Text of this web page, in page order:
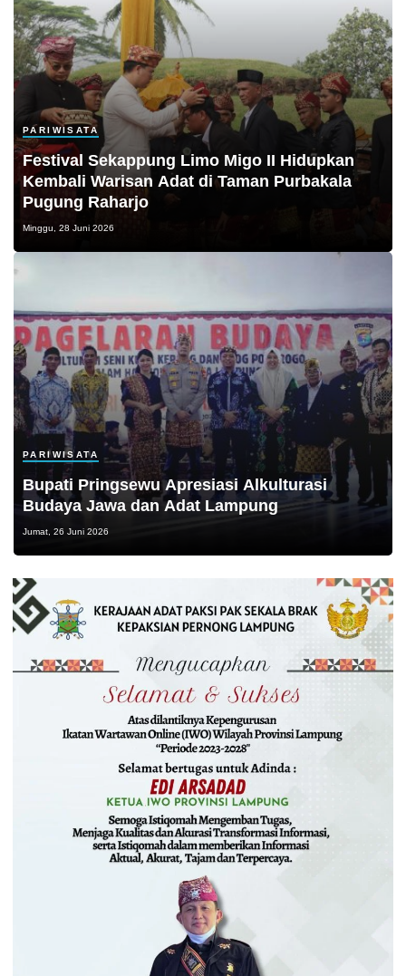
PARIWISATA
Festival Sekappung Limo Migo II Hidupkan
Kembali Warisan Adat di Taman Purbakala
Pugung Raharjo
Minggu, 28 Juni 2026
PARIWISATA
Bupati Pringsewu Apresiasi Alkulturasi
Budaya Jawa dan Adat Lampung
Jumat, 26 Juni 2026